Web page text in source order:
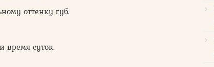
оттенку губ.
время суток.